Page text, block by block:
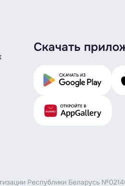
Скачать
Республики Беларусь